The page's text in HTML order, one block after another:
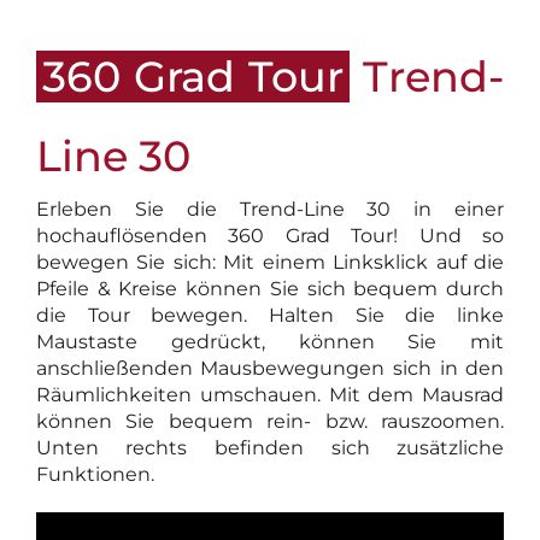
360 Grad Tour Trend-
Line 30
Erleben Sie die Trend-Line 30 in einer
hochauflösenden 360 Grad Tour! Und so
bewegen Sie sich: Mit einem Linksklick auf die
Pfeile & Kreise können Sie sich bequem durch
die Tour bewegen. Halten Sie die linke
Maustaste gedrückt, können Sie mit
anschließenden Mausbewegungen sich in den
Räumlichkeiten umschauen. Mit dem Mausrad
können Sie bequem rein- bzw. rauszoomen.
Unten rechts befinden sich zusätzliche
Funktionen.